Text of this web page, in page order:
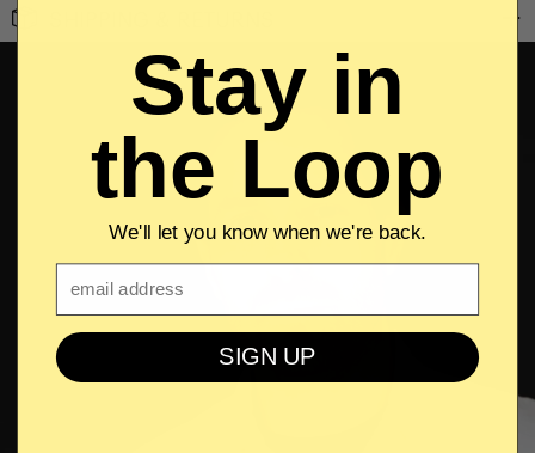
Stay in
the Loop
We'll let you know when we're back.
SIGN UP